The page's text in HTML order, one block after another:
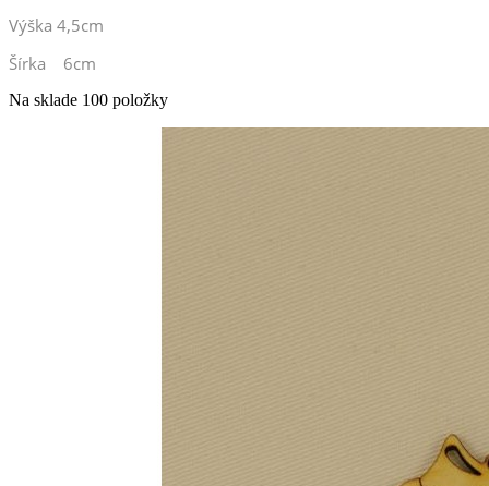
Výška 4,5cm
Šírka 6cm
Na sklade 100 položky